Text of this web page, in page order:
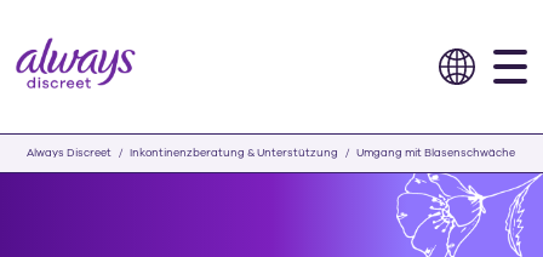
Always Discreet Inkontinenzberatung & Unterstützung Umgang mit Blasenschwäche